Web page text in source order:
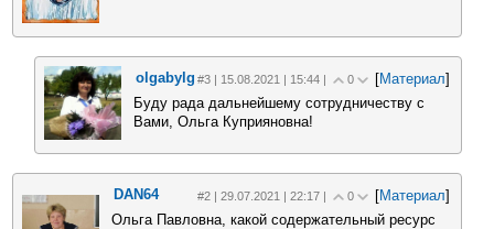
olgabylg #3 | 15.08.2021 | 15:44 | 0 [Материал]
Буду рада дальнейшему сотрудничеству с
Вами, Ольга Куприяновна!
DAN64 #2 | 29.07.2021 | 22:17 | 0 [Материал]
Ольга Павловна, какой содержательный ресурс